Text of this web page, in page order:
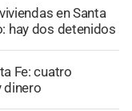
en Santa
hay dos detenidos
Fe: cuatro
dinero